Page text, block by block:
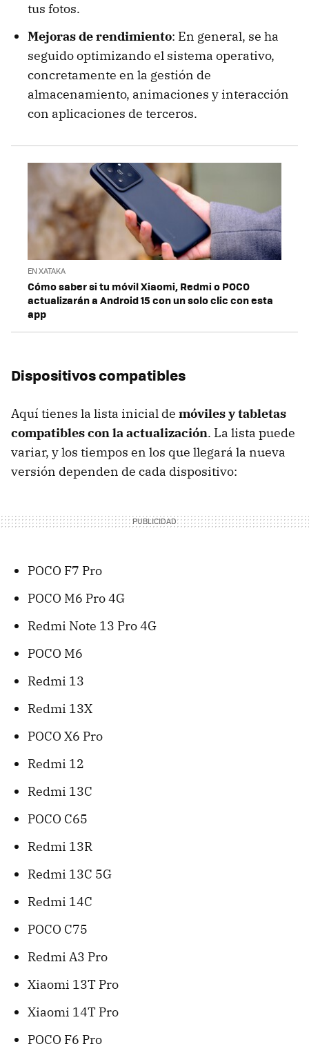
tus fotos.
Mejoras de rendimiento: En general, se ha
seguido optimizando el sistema operativo,
concretamente en la gestión de
almacenamiento, animaciones y interacción
con aplicaciones de terceros.
EN XATAKA
Cómo saber si tu móvil Xiaomi, Redmi o POCO
actualizarán a Android 15 con un solo clic con esta
app
Dispositivos compatibles
Aquí tienes la lista inicial de móviles y tabletas
compatibles con la actualización. La lista puede
variar, y los tiempos en los que llegará la nueva
versión dependen de cada dispositivo:
POCO F7 Pro
POCO M6 Pro 4G
Redmi Note 13 Pro 4G
POCO M6
Redmi 13
Redmi 13X
POCO X6 Pro
Redmi 12
Redmi 13C
POCO C65
Redmi 13R
Redmi 13C 5G
Redmi 14C
POCO C75
Redmi A3 Pro
Xiaomi 13T Pro
Xiaomi 14T Pro
POCO F6 Pro